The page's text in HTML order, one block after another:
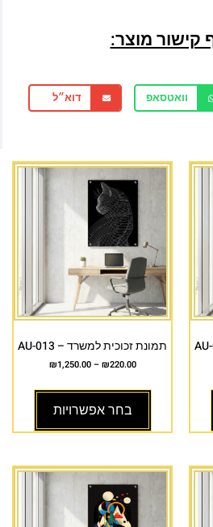
קישור מוצר:
וואטסאפ דוא״ל
תמונת זכוכית למשרד – AU-013
₪220.00
–
₪1,250.00
בחר אפשרויות